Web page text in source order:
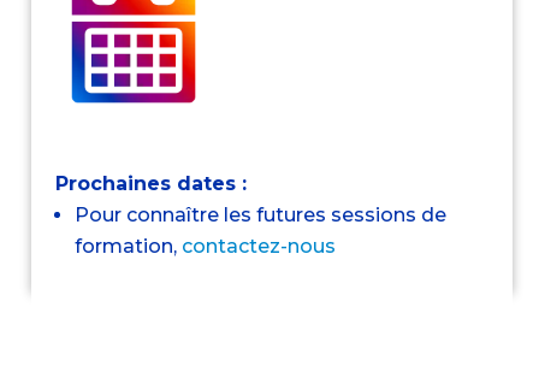
Prochaines dates :
Pour connaître les futures sessions de
formation, contactez-nous